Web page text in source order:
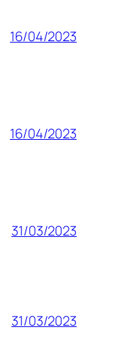
16/04/2023
16/04/2023
31/03/2023
31/03/2023